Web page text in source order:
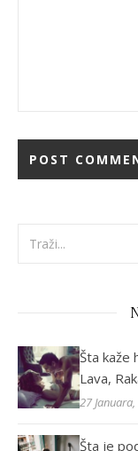
Šta kaže
Lava,
27
Šta je